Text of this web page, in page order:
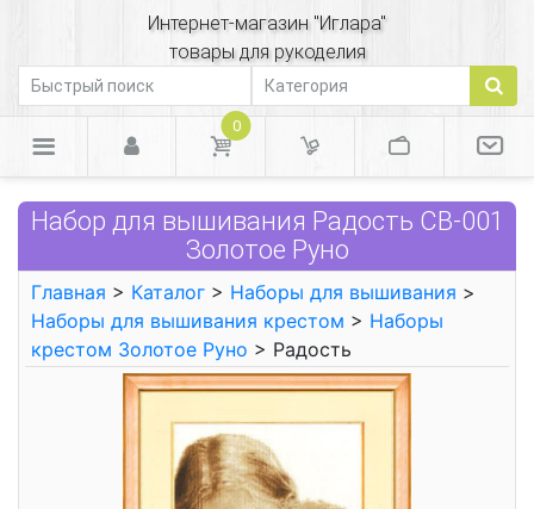
Интернет-магазин "Иглара"
товары для рукоделия
0
Набор для вышивания Радость СВ-001
Золотое Руно
Главная > Каталог > Наборы для вышивания >
Наборы для вышивания крестом > Наборы
крестом Золотое Руно > Радость